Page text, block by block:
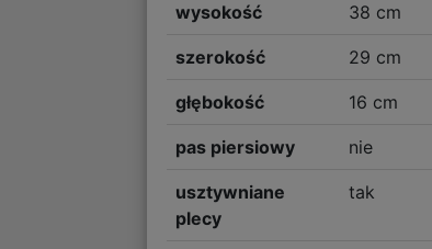
wysokość 38 cm
szerokość 29 cm
głębokość 16 cm
pas piersiowy nie
usztywniane
plecy
tak